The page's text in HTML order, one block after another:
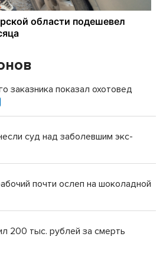
заказника показал охотовед
суд над заболевшим экс-
почти ослеп на шоколадной
200 тыс. рублей за смерть